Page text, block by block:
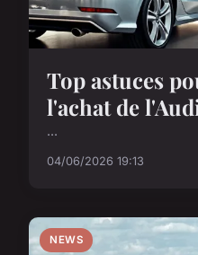
Top astuces
l'achat de
...
04/06/2026 19:13
NEWS